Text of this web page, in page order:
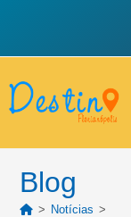
Blog
> Notícias >